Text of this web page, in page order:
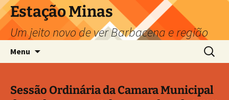
Pular
para
o
conteúdo
Estação Minas
Um jeito novo de ver Barbacena e região
Menu
por:
Sessão Ordinária da Camara Municipal